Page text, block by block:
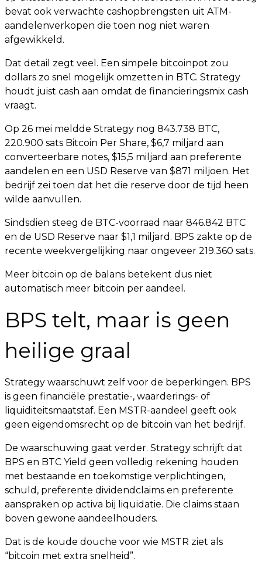
bevat ook verwachte cashopbrengsten uit ATM-
aandelenverkopen die toen nog niet waren
afgewikkeld.
Dat detail zegt veel. Een simpele bitcoinpot zou
dollars zo snel mogelijk omzetten in BTC. Strategy
houdt juist cash aan omdat de financieringsmix cash
vraagt.
Op 26 mei meldde Strategy nog 843.738 BTC,
220.900 sats Bitcoin Per Share, $6,7 miljard aan
converteerbare notes, $15,5 miljard aan preferente
aandelen en een USD Reserve van $871 miljoen. Het
bedrijf zei toen dat het die reserve door de tijd heen
wilde aanvullen.
Sindsdien steeg de BTC-voorraad naar 846.842 BTC
en de USD Reserve naar $1,1 miljard. BPS zakte op de
recente weekvergelijking naar ongeveer 219.360 sats.
Meer bitcoin op de balans betekent dus niet
automatisch meer bitcoin per aandeel.
BPS telt, maar is geen
heilige graal
Strategy waarschuwt zelf voor de beperkingen. BPS
is geen financiële prestatie-, waarderings- of
liquiditeitsmaatstaf. Een MSTR-aandeel geeft ook
geen eigendomsrecht op de bitcoin van het bedrijf.
De waarschuwing gaat verder. Strategy schrijft dat
BPS en BTC Yield geen volledig rekening houden
met bestaande en toekomstige verplichtingen,
schuld, preferente dividendclaims en preferente
aanspraken op activa bij liquidatie. Die claims staan
boven gewone aandeelhouders.
Dat is de koude douche voor wie MSTR ziet als
“bitcoin met extra snelheid”.